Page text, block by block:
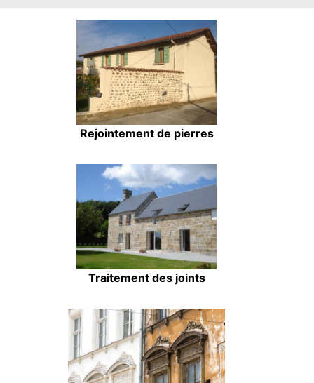
Rejointement de pierres
Traitement des joints